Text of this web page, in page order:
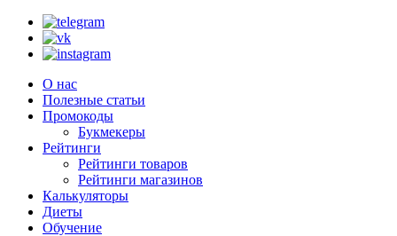
О нас
Полезные статьи
Промокоды
Букмекеры
Рейтинги
Рейтинги товаров
Рейтинги магазинов
Калькуляторы
Диеты
Обучение